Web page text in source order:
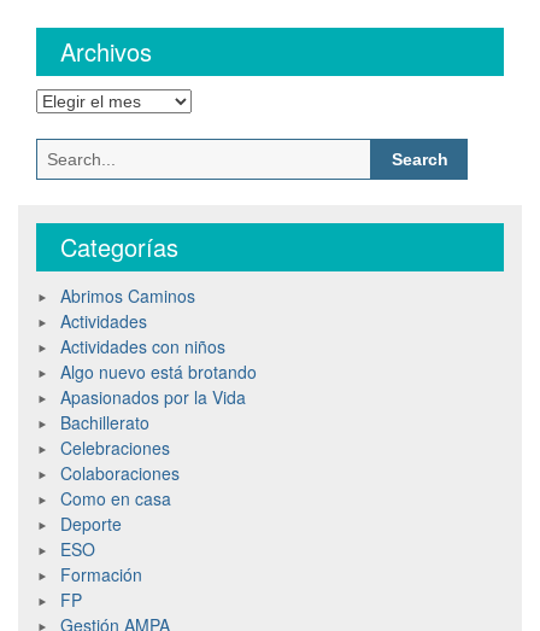
Archivos
Archivos
Search
for:
Categorías
Abrimos Caminos
Actividades
Actividades con niños
Algo nuevo está brotando
Apasionados por la Vida
Bachillerato
Celebraciones
Colaboraciones
Como en casa
Deporte
ESO
Formación
FP
Gestión AMPA